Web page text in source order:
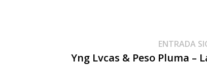
ENTRADA
Yng Lvcas & Peso Pluma –